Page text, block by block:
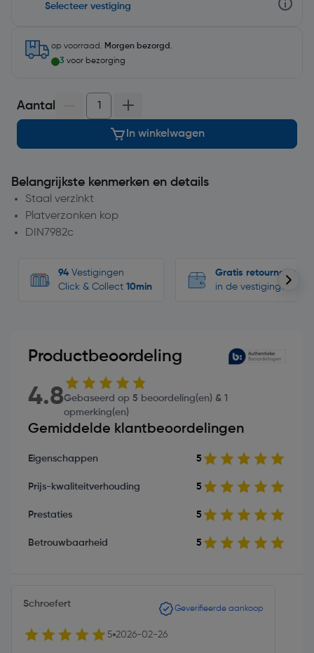
Selecteer vestiging
op voorraad. Morgen bezorgd .
3 voor bezorging
Aantal
In winkelwagen
Belangrijkste kenmerken en details
Staal verzinkt
Platverzonken kop
DIN7982c
94 Vestigingen
Click & Collect 10min
Gratis retourneren
in de vestigingen
Productbeoordeling
4.8Gebaseerd op 5 beoordeling(en) & 1
opmerking(en)
Gemiddelde klantbeoordelingen
Eigenschappen 5
Prijs-kwaliteitverhouding 5
Prestaties 5
Betrouwbaarheid 5
Schroefert Geverifieerde aankoop
5 2026-02-26